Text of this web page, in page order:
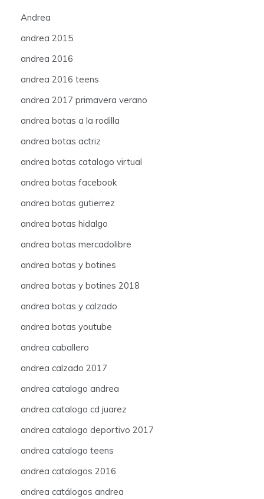
Andrea
andrea 2015
andrea 2016
andrea 2016 teens
andrea 2017 primavera verano
andrea botas a la rodilla
andrea botas actriz
andrea botas catalogo virtual
andrea botas facebook
andrea botas gutierrez
andrea botas hidalgo
andrea botas mercadolibre
andrea botas y botines
andrea botas y botines 2018
andrea botas y calzado
andrea botas youtube
andrea caballero
andrea calzado 2017
andrea catalogo andrea
andrea catalogo cd juarez
andrea catalogo deportivo 2017
andrea catalogo teens
andrea catalogos 2016
andrea catálogos andrea